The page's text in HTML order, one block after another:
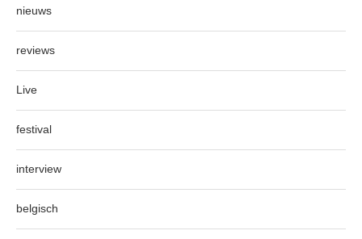
nieuws
reviews
Live
festival
interview
belgisch